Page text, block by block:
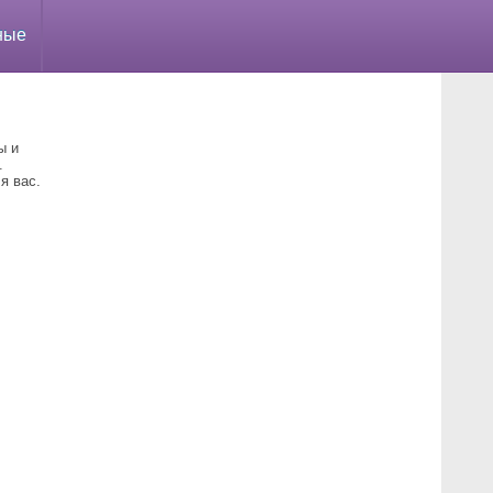
и
вас.